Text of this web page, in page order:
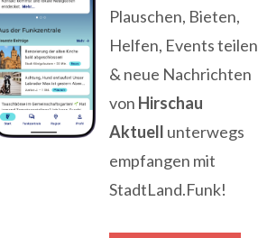
Plauschen, Bieten,
Helfen, Events teilen
& neue Nachrichten
von Hirschau
Aktuell unterwegs
empfangen mit
StadtLand.Funk!